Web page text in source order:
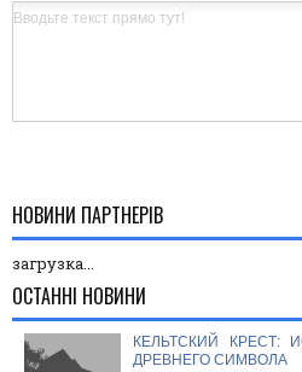
НОВИНИ ПАРТНЕРІВ
загрузка...
ОСТАННІ НОВИНИ
КЕЛЬТСКИЙ КРЕСТ:
ДРЕВНЕГО СИМВОЛА